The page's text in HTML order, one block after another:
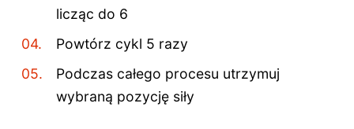
licząc do 6
Powtórz cykl 5 razy
Podczas całego procesu utrzymuj
wybraną pozycję siły